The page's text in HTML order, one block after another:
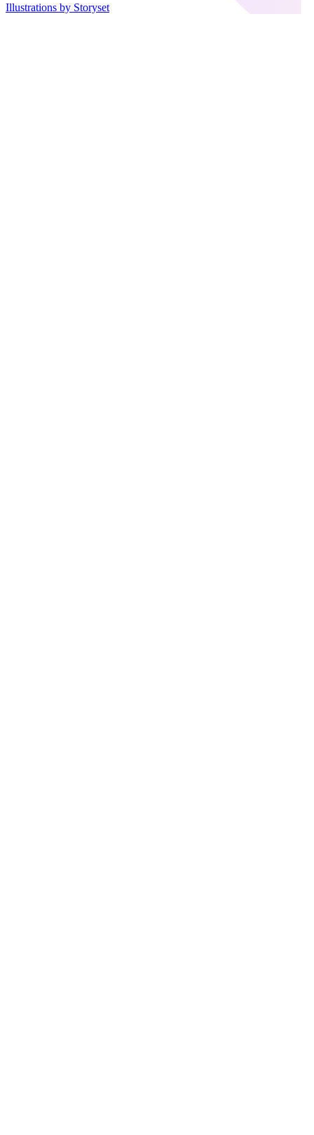
Illustrations by Storyset